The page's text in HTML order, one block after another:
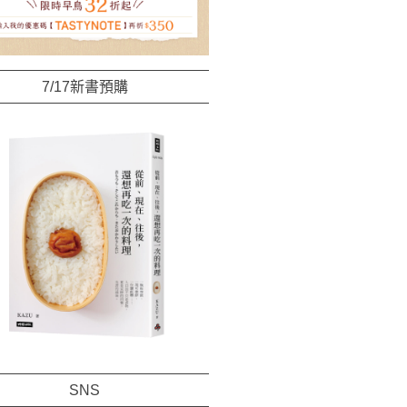
7/17新書預購
SNS